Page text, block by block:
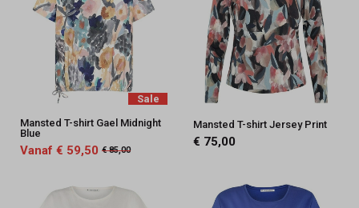
Sale
Mansted T-shirt Gael Midnight
Blue
Vanaf € 59,50 € 85,00
Mansted T-shirt Jersey Print
€ 75,00